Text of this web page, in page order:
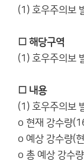
(1) 호우주의보
□ 해당구역
(1) 호우주의보
□ 내용
(1) 호우주의보
o 현재 강수량
o 예상 강수량(
o 총 예상 강수